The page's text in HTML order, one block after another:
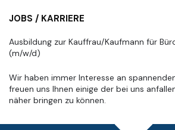
JOBS / KARRIERE
Ausbildung zur Kauffrau/Kaufmann für
(m/w/d)
Wir haben immer Interesse an
freuen uns Ihnen einige der bei uns
näher bringen zu können.